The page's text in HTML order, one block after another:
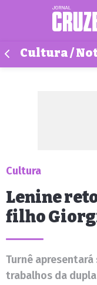
Cultura /
Cultura
Lenine
filho Giorgi
Turnê
trabalhos da dupla